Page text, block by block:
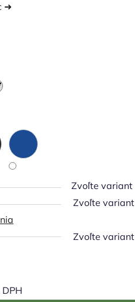
➜
Zvoľte variant
Zvoľte variant
Zvoľte variant
DPH